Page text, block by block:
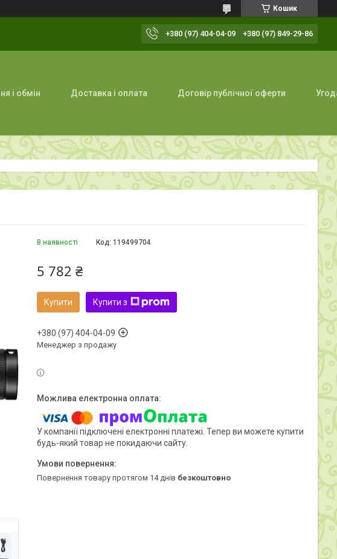
Кошик
+380 (97) 404-04-09 +380 (97) 849-29-86
і обмін Доставка і оплата Договір публічної оферти
В наявності Код: 119499704
5 782 ₴
Купити Купити з
+380 (97) 404-04-09
Менеджер з продажу
У компанії підключені електронні платежі. Тепер ви можете купити
будь-який товар не покидаючи сайту.
повернення товару протягом 14 днів безкоштовно